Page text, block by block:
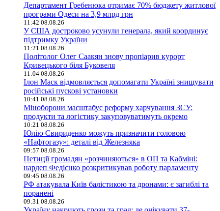
Департамент Гребенюка отримає 70% бюджету житлової
програми Одеси на 3,9 млрд грн
11:42 08.08.26
У США достроково усунули генерала, який координує
підтримку України
11:21 08.08.26
Політолог Олег Саакян знову пропіарив курорт
Кривецького біля Буковеля
11:04 08.08.26
Ілон Маск відмовляється допомагати Україні знищувати
російські пускові установки
10:41 08.08.26
Міноборони масштабує реформу харчування ЗСУ:
продукти та логістику закуповуватимуть окремо
10:21 08.08.26
Юлію Свириденко можуть призначити головою
«Нафтогазу»: деталі від Железняка
09:57 08.08.26
Петиції громадян «розчиняються» в ОП та Кабміні:
нардеп Федієнко розкритикував роботу парламенту
09:45 08.08.26
РФ атакувала Київ балістикою та дронами: є загиблі та
поранені
09:31 08.08.26